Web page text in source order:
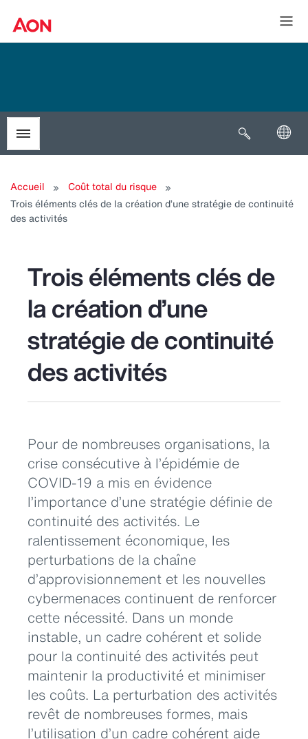
Toggle menubar Open
Accueil
Coût total du risque
Trois éléments clés de la création d’une stratégie de continuité
des activités
Trois éléments clés de
la création d’une
stratégie de continuité
des activités
Pour de nombreuses organisations, la
crise consécutive à l’épidémie de
COVID-19 a mis en évidence
l’importance d’une stratégie définie de
continuité des activités. Le
ralentissement économique, les
perturbations de la chaîne
d’approvisionnement et les nouvelles
cybermenaces continuent de renforcer
cette nécessité. Dans un monde
instable, un cadre cohérent et solide
pour la continuité des activités peut
maintenir la productivité et minimiser
les coûts. La perturbation des activités
revêt de nombreuses formes, mais
l’utilisation d’un cadre cohérent aide